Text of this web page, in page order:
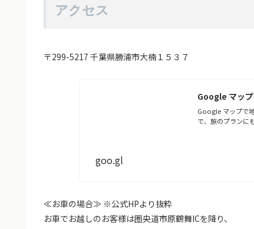
アクセス
〒299-5217 千葉県勝浦市大楠１５３７
Google マップ
Google マップで
で、旅のプランに
goo.gl
≪お車の場合≫ ※公式HPより抜粋
お車でお越しのお客様は圏央道市原鶴舞ICを降り、